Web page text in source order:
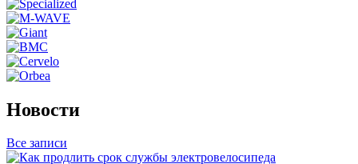
Новости
Все записи